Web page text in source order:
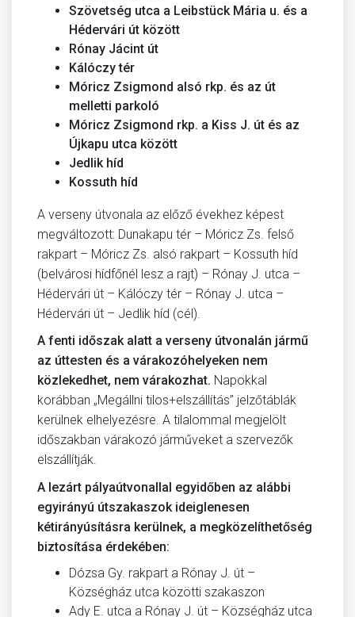
Szövetség utca a Leibstück Mária u. és a
Hédervári út között
Rónay Jácint út
Kálóczy tér
Móricz Zsigmond alsó rkp. és az út
melletti parkoló
Móricz Zsigmond rkp. a Kiss J. út és az
Újkapu utca között
Jedlik híd
Kossuth híd
A verseny útvonala az előző évekhez képest
megváltozott: Dunakapu tér – Móricz Zs. felső
rakpart – Móricz Zs. alsó rakpart – Kossuth híd
(belvárosi hídfőnél lesz a rajt) – Rónay J. utca –
Hédervári út – Kálóczy tér – Rónay J. utca –
Hédervári út – Jedlik híd (cél).
A fenti időszak alatt a verseny útvonalán jármű
az úttesten és a várakozóhelyeken nem
közlekedhet, nem várakozhat. Napokkal
korábban „Megállni tilos+elszállítás” jelzőtáblák
kerülnek elhelyezésre. A tilalommal megjelölt
időszakban várakozó járműveket a szervezők
elszállítják.
A lezárt pályaútvonallal egyidőben az alábbi
egyirányú útszakaszok ideiglenesen
kétirányúsításra kerülnek, a megközelíthetőség
biztosítása érdekében:
Dózsa Gy. rakpart a Rónay J. út –
Községház utca közötti szakaszon
Ady E. utca a Rónay J. út – Községház utca